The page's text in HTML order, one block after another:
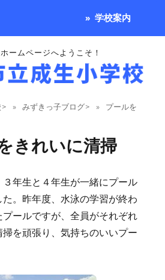
ームページへようこそ！
学校案内
> みずきっ子ブログ>
プールを
きれいに清掃
３年生と４年生が一緒にプール
。昨年度、水泳の学習が終わ
ールですが、全員がそれぞれ
を頑張り、気持ちのいいプー